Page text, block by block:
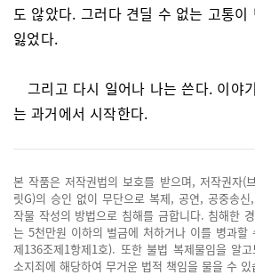
도 않았다. 그러다 견딜 수 없는 고통이
잃었다.
그리고 다시 일어나 나는 쓴다. 이야
는 과거에서 시작한다.
본 작품은 저작권법의 보호를 받으며, 저작권자(
릿G)의 승인 없이 무단으로 복제, 공연, 공중송
작물 작성의 방법으로 침해를 금합니다. 침해한
는 5천만원 이하의 벌금에 처하거나 이를 병과할
제136조제1항제1호). 또한 불법 복제물임을 알
소지죄에 해당하여 무거운 법적 책임을 물을 수 있